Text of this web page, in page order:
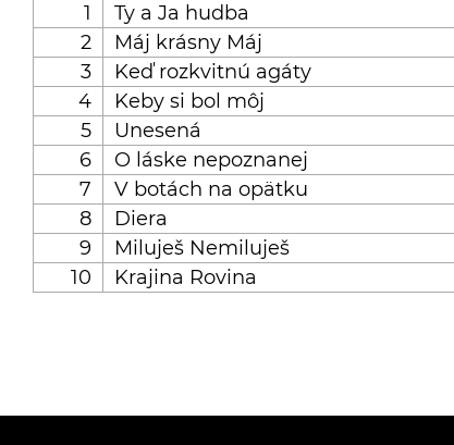
1
Ty a Ja hudba
2
Máj krásny Máj
3
Keď rozkvitnú agáty
4
Keby si bol môj
5
Unesená
6
O láske nepoznanej
7
V botách na opätku
8
Diera
9
Miluješ Nemiluješ
10
Krajina Rovina